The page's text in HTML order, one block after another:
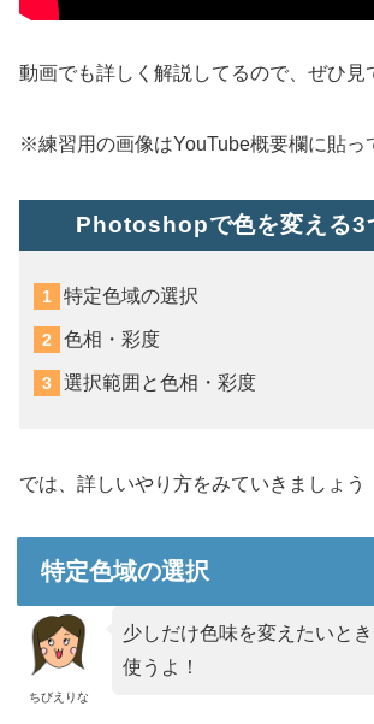
動画でも詳しく解説してるので、ぜひ見
※練習用の画像はYouTube概要欄に貼っ
Photoshopで色を変える3
特定色域の選択
色相・彩度
選択範囲と色相・彩度
では、詳しいやり方をみていきましょう
特定色域の選択
ちびえりな
少しだけ色味を変えたいと
使うよ！